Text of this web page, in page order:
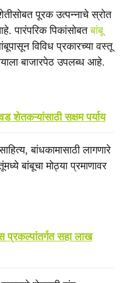
पूरक उत्पन्नाचे स्रोत
पारंपरिक पिकांसोबतबांबू
विविध प्रकारच्या वस्तू
बाजारपेठ उपलब्ध आहे.
सक्षम पर्याय
बांधकामासाठी लागणारे
बांबूचा मोठ्या प्रमाणावर
सहा लाख